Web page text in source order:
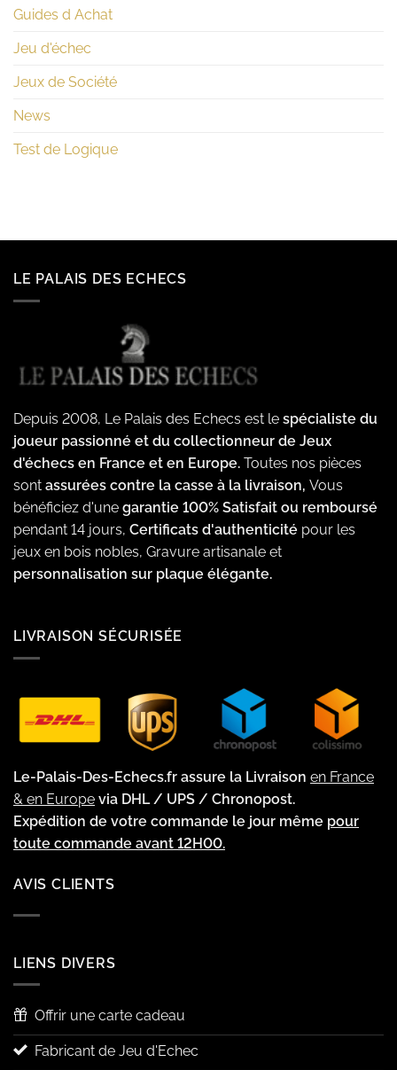
Guides d Achat
Jeu d'échec
Jeux de Société
News
Test de Logique
LE PALAIS DES ECHECS
Depuis 2008, Le Palais des Echecs est le spécialiste du
joueur passionné et du collectionneur de Jeux
d'échecs en France et en Europe. Toutes nos pièces
sont assurées contre la casse à la livraison, Vous
bénéficiez d'une garantie 100% Satisfait ou remboursé
pendant 14 jours, Certificats d'authenticité pour les
jeux en bois nobles, Gravure artisanale et
personnalisation sur plaque élégante.
LIVRAISON SÉCURISÉE
Le-Palais-Des-Echecs.fr assure la Livraison en France
& en Europe via DHL / UPS / Chronopost.
Expédition de votre commande le jour même pour
toute commande avant 12H00.
AVIS CLIENTS
LIENS DIVERS
Offrir une carte cadeau
Fabricant de Jeu d'Echec